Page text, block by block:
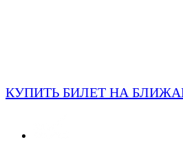
КУПИТЬ БИЛЕТ НА